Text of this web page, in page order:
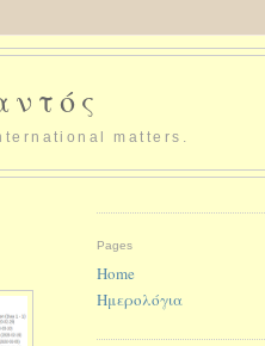
matters.
Pages
Home
Ημερολόγια